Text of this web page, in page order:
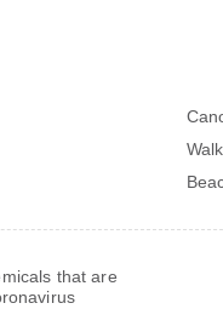
that are